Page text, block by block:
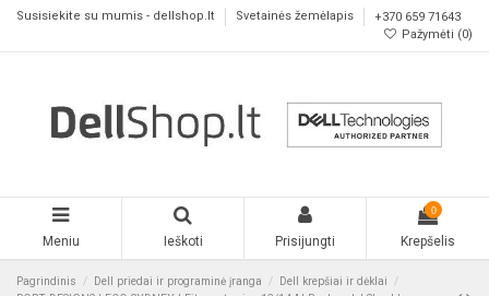
Susisiekite su mumis - dellshop.lt Svetainės žemėlapis
+370 659 71643
Pažymėti (0)
Meniu Ieškoti Prisijungti
0
Krepšelis
Pagrindinis Dell priedai ir programinė įranga
Dell krepšiai ir dėklai